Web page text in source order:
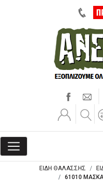
ΕΙΔΗ ΘΑΛΑΣΣΗΣ
61010 ΜΑΣΚΑ